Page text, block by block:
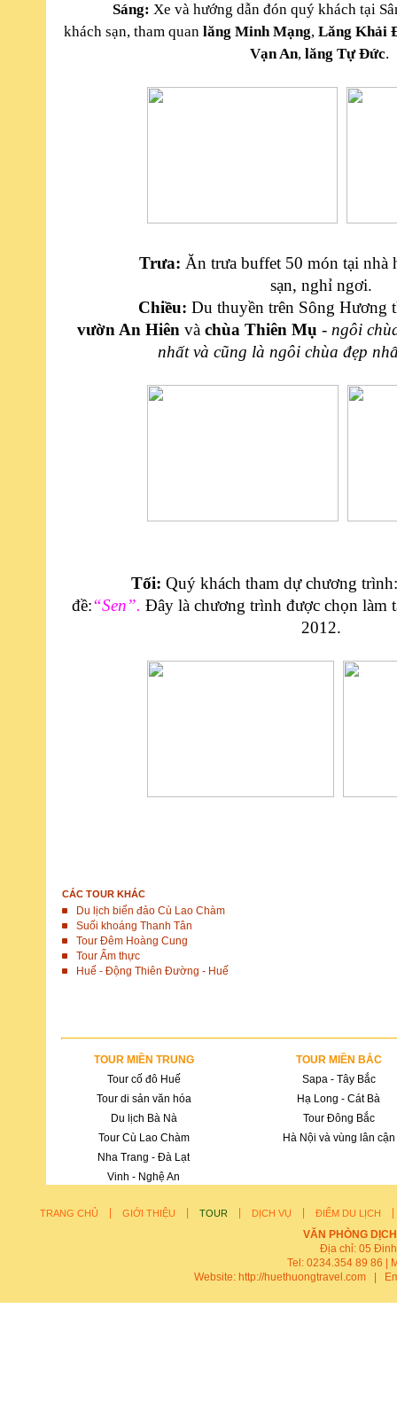
Sáng: Xe và hướng dẫn đón quý khách tại
khách sạn, tham quan lăng Minh Mạng, Lăng Khải
Vạn An, lăng Tự Đức.
Trưa: Ăn trưa buffet 50 món tại nhà
sạn, nghỉ ngơi.
Chiều: Du thuyền trên Sông Hương
vườn An Hiên và chùa Thiên Mụ - ngôi
nhất và cũng là ngôi chùa đẹp
Tối: Quý khách tham dự chương
đề:“Sen”. Đây là chương trình được chọn làm
2012.
CÁC TOUR KHÁC
Du lịch biển đảo Cù Lao Chàm
Suối khoáng Thanh Tân
Tour Đêm Hoàng Cung
Tour Ẩm thực
Huế - Động Thiên Đường - Huế
TOUR MIỀN TRUNG
Tour cố đô Huế
Tour di sản văn hóa
Du lịch Bà Nà
Tour Cù Lao Chàm
Nha Trang - Đà Lạt
Vinh - Nghệ An
TOUR MIỀN BẮC
Sapa - Tây Bắc
Hạ Long - Cát Bà
Tour Đông Bắc
Hà Nội và vùng lân cận
TRANG CHỦ GIỚI THIỆU TOUR DỊCH VỤ ĐIỂM DU LỊCH
VĂN PHÒNG
Địa chỉ: 05
Tel: 0234.354 89 86 |
Website: http://huethuongtravel.com |